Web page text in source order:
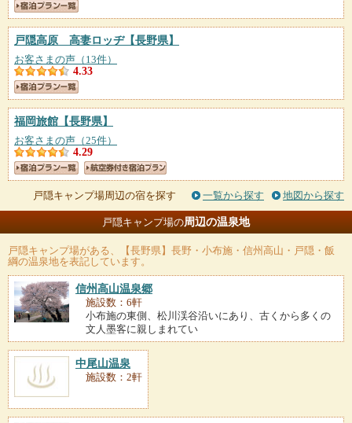
戸隠高原 高妻ロッヂ【長野県】
お客さまの声（13件）
4.33
福岡旅館 【長野県】
お客さまの声（25件）
4.29
戸隠キャンプ場周辺の宿を探す 一覧から探す 地図から探す
戸隠キャンプ場の周辺の温泉地
戸隠キャンプ場がある、【長野県】長野・小布施・信州高山・戸隠・飯
綱の温泉地を表記しています。
信州高山温泉郷
施設数：6軒
小布施の東側、松川渓谷沿いにあり、古くから多くの
文人墨客に親しまれてい
中尾山温泉
施設数：2軒